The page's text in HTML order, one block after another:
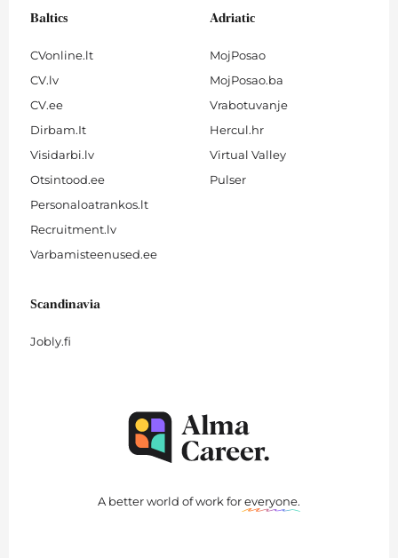
Baltics
CVonline.lt
CV.lv
CV.ee
Dirbam.It
Visidarbi.lv
Otsintood.ee
Personaloatrankos.lt
Recruitment.lv
Varbamisteenused.ee
Adriatic
MojPosao
MojPosao.ba
Vrabotuvanje
Hercul.hr
Virtual Valley
Pulser
Scandinavia
Jobly.fi
A better world of work foreveryone.